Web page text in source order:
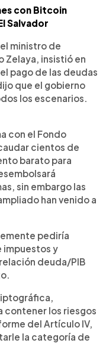
con Bitcoin
Salvador
ministro de
Zelaya, insistió en
pago de las deudas
que el gobierno
los escenarios.
con el Fondo
cientos de
barato para
sin embargo las
han venido a
pediría
impuestos y
deuda/PIB
contener los riesgos
del Artículo IV,
la categoría de